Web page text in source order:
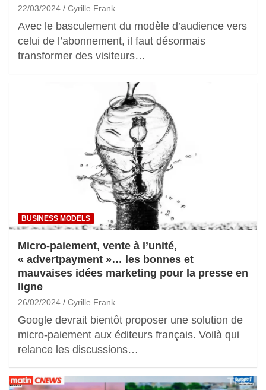
22/03/2024 Cyrille Frank
Avec le basculement du modèle d’audience vers
celui de l’abonnement, il faut désormais
transformer des visiteurs…
BUSINESS MODELS
Micro-paiement, vente à l’unité,
« advertpayment »… les bonnes et
mauvaises idées marketing pour la presse en
ligne
26/02/2024 Cyrille Frank
Google devrait bientôt proposer une solution de
micro-paiement aux éditeurs français. Voilà qui
relance les discussions…